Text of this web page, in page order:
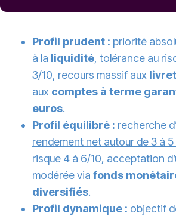
Profil prudent : priorité
à la liquidité, tolérance au
3/10, recours massif aux
aux comptes à terme
euros.
Profil équilibré : recherche
rendement net autour de 3 à 5
risque 4 à 6/10, acceptation
modérée via fonds
diversifiés.
Profil dynamique : objectif